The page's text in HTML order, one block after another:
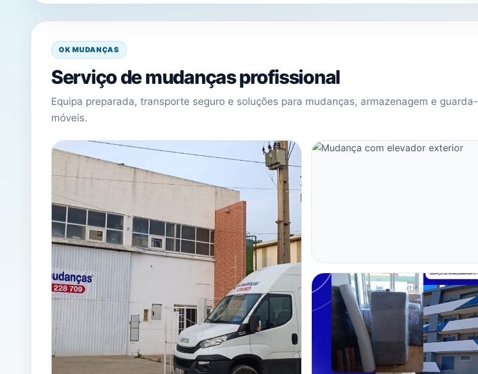
OK MUDANÇAS
Serviço de mudanças profissional
Equipa preparada, transporte seguro e soluções para mudanças, armazenagem e guarda-
móveis.